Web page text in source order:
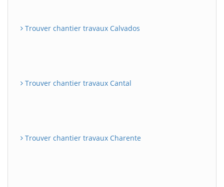
Trouver chantier travaux Calvados
Trouver chantier travaux Cantal
Trouver chantier travaux Charente